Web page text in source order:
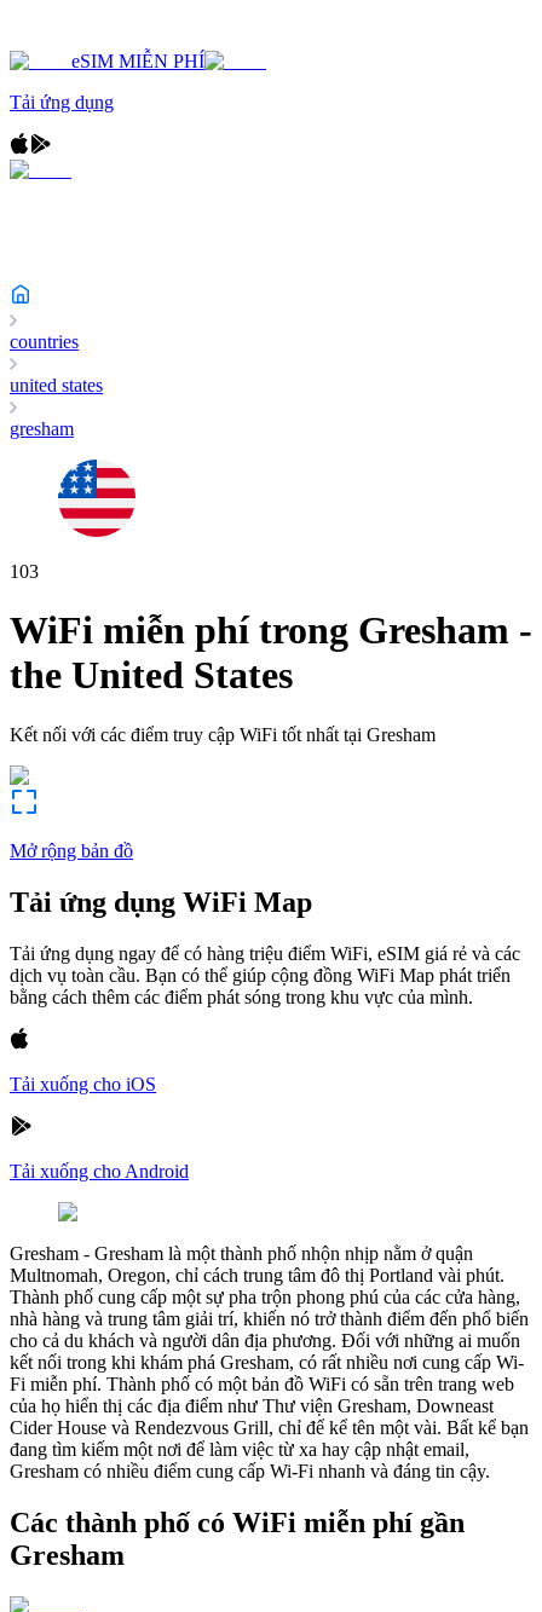
eSIM MIỄN PHÍ
Tải ứng dụng
countries
united states
gresham
103
WiFi miễn phí trong Gresham -
the United States
Kết nối với các điểm truy cập WiFi tốt nhất tại Gresham
Mở rộng bản đồ
Tải ứng dụng WiFi Map
Tải ứng dụng ngay để có hàng triệu điểm WiFi, eSIM giá rẻ và các
dịch vụ toàn cầu. Bạn có thể giúp cộng đồng WiFi Map phát triển
bằng cách thêm các điểm phát sóng trong khu vực của mình.
Tải xuống cho iOS
Tải xuống cho Android
Gresham - Gresham là một thành phố nhộn nhịp nằm ở quận
Multnomah, Oregon, chỉ cách trung tâm đô thị Portland vài phút.
Thành phố cung cấp một sự pha trộn phong phú của các cửa hàng,
nhà hàng và trung tâm giải trí, khiến nó trở thành điểm đến phổ biến
cho cả du khách và người dân địa phương. Đối với những ai muốn
kết nối trong khi khám phá Gresham, có rất nhiều nơi cung cấp Wi-
Fi miễn phí. Thành phố có một bản đồ WiFi có sẵn trên trang web
của họ hiển thị các địa điểm như Thư viện Gresham, Downeast
Cider House và Rendezvous Grill, chỉ để kể tên một vài. Bất kể bạn
đang tìm kiếm một nơi để làm việc từ xa hay cập nhật email,
Gresham có nhiều điểm cung cấp Wi-Fi nhanh và đáng tin cậy.
Các thành phố có WiFi miễn phí gần
Gresham